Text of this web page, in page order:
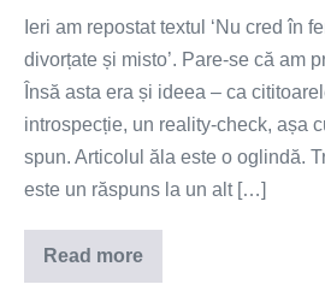
Ieri am repostat textul ‘Nu cred în
divorțate și misto’. Pare-se că am
Însă asta era și ideea – ca
introspecție, un reality-check, așa
spun. Articolul ăla este o oglindă.
este un răspuns la un alt […]
Read moreFlexibilitatea
psihologică-